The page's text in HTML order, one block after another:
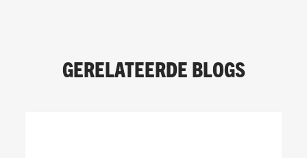
GERELATEERDE BLOGS